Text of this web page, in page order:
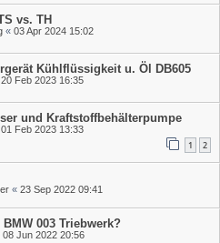
vs. TH
« 03 Apr 2024 15:02
Kühlflüssigkeit u. Öl DB605
20 Feb 2023 16:35
und Kraftstoffbehälterpumpe
01 Feb 2023 13:33
1 2
« 23 Sep 2022 09:41
003 Triebwerk?
08 Jun 2022 20:56